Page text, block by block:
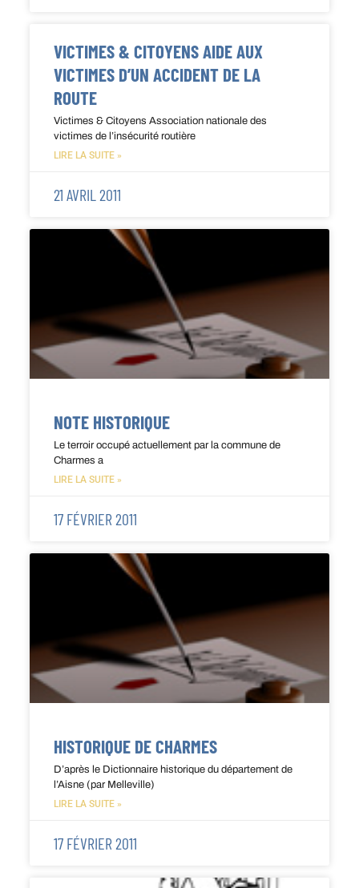
VICTIMES & CITOYENS AIDE AUX
VICTIMES D’UN ACCIDENT DE LA
ROUTE
Victimes & Citoyens Association nationale des
victimes de l’insécurité routière
LIRE LA SUITE »
21 AVRIL 2011
NOTE HISTORIQUE
Le terroir occupé actuellement par la commune de
Charmes a
LIRE LA SUITE »
17 FÉVRIER 2011
HISTORIQUE DE CHARMES
D’après le Dictionnaire historique du département de
l’Aisne (par Melleville)
LIRE LA SUITE »
17 FÉVRIER 2011